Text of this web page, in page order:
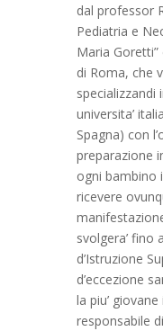
dal professor
Pediatria e
Maria Goretti”
di Roma, che
specializzandi
universita’
Spagna) con
preparazione
ogni bambino
ricevere
svolgera’ fino
d’Istruzione
d’eccezione
la piu’
responsabile